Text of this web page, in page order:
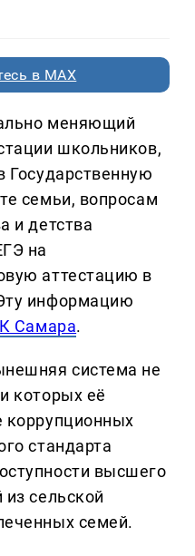
в MAX
меняющий
школьников,
Государственную
семьи, вопросам
и детства
на
аттестацию в
информацию
Самара.
система не
которых её
коррупционных
стандарта
высшего
сельской
семей.